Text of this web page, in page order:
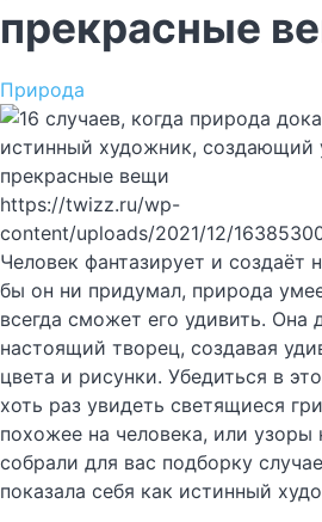
прекрасные
Природа
https://twizz.ru/wp-
content/uploads/2021/12/
Человек фантазирует и
бы он ни придумал, природа
всегда сможет его удивить. Она
настоящий творец, создавая
цвета и рисунки. Убедиться в
хоть раз увидеть светящиеся
похожее на человека, или
собрали для вас подборку
показала себя как истинный